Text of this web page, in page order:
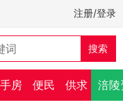
注册/登录
房 便民 供求 涪陵